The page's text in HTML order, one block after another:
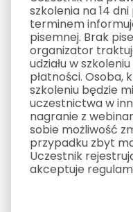
szkolenia na 14
terminem
pisemnej. Brak
organizator
udziału w
płatności. Osoba,
szkoleniu będzie
uczestnictwa w
nagranie z
sobie możliwość
przypadku zbyt
Uczestnik
akceptuje